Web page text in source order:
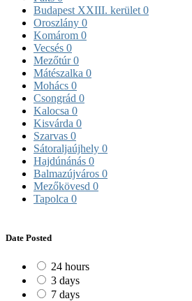
Budapest XXIII. kerület 0
Oroszlány 0
Komárom 0
Vecsés 0
Mezőtúr0
Mátészalka 0
Mohács 0
Csongrád 0
Kalocsa 0
Kisvárda 0
Szarvas 0
Sátoraljaújhely 0
Hajdúnánás 0
Balmazújváros 0
Mezőkövesd 0
Tapolca 0
Date Posted
24 hours
3 days
7 days